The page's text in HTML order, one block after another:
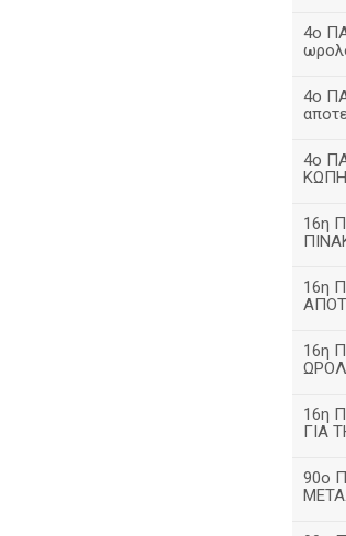
4ο
4ο
4ο
16η
16η
16η
16η
ΓΙΑ
90ο